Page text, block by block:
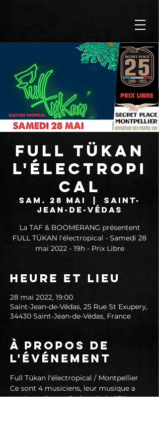
FULL TÜKAN
l'électropi
cal
sam. 28 mai
Saint-
Jean-de-Védas
La TAF & BOOMERANG présentent
FULL TÜKAN l'électropical - Samedi 28
mai 2022 - 19h - Prix Libre
Heure et lieu
28 mai 2022, 19:00
Saint-Jean-de-Védas, 25 Rue St Exupery,
34430 Saint-Jean-de-Védas, France
À propos de
l'événement
Full Tükan l'électropical / Montpellier
Ce sont 4 musiciens, leur musique a
une base électro fusionnée à différents